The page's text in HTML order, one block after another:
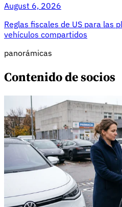
August 6, 2026
Reglas fiscales de US para las
vehículos compartidos
panorámicas
Contenido de socios